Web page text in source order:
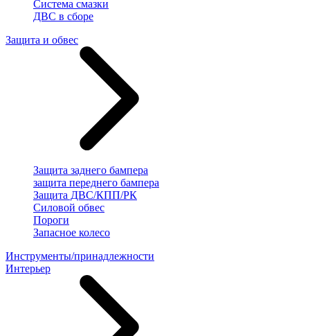
Система смазки
ДВС в сборе
Защита и обвес
Защита заднего бампера
защита переднего бампера
Защита ДВС/КПП/РК
Силовой обвес
Пороги
Запасное колесо
Инструменты/принадлежности
Интерьер